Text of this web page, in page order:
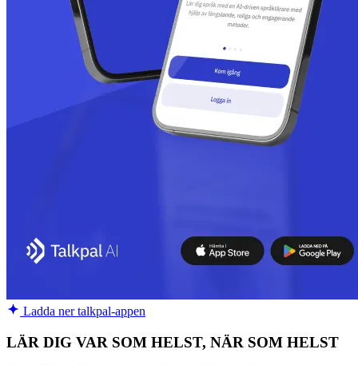
Ladda ner talkpal-appen
LÄR DIG VAR SOM HELST, NÄR SOM HELST